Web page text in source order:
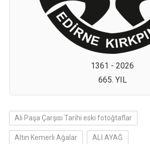
1361 - 2026
665. YIL
Ali Paşa Çarşısı Tarihi eski fotoğtaflar
Altın Kemerli Ağalar ALİ AYAĞ